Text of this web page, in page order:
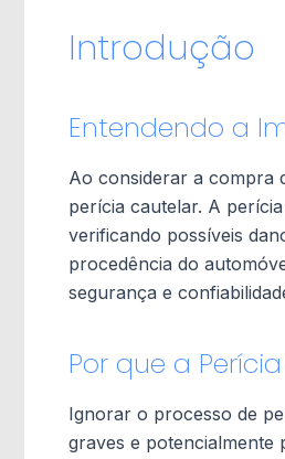
Introdução
Entendendo a
Ao considerar a compra
perícia cautelar. A
verificando possíveis
procedência do
segurança e
Por que a
Ignorar o processo de
graves e